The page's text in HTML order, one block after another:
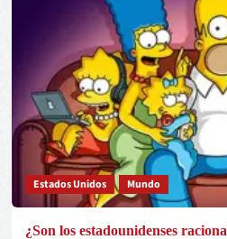
Estados Unidos Mundo
¿Son los estadounidenses